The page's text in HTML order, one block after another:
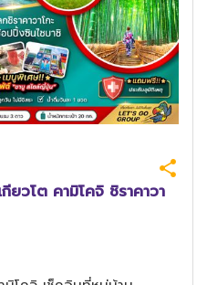
ยวโต คามิโคจิ ชิราคาวา